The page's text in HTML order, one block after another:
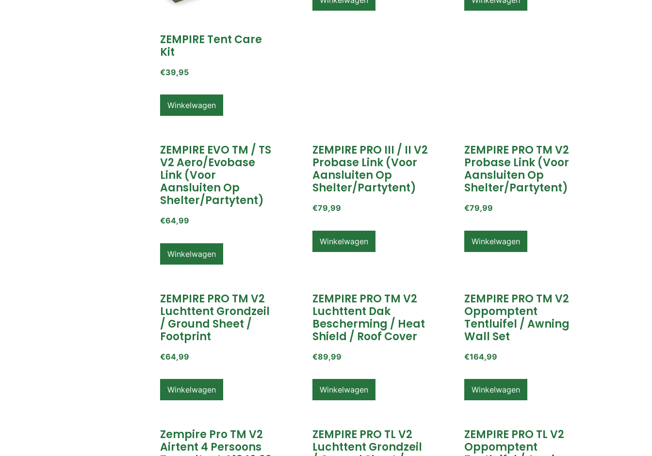
ZEMPIRE Tent Care
Kit
€39,95
Winkelwagen
ZEMPIRE EVO TM / TS
V2 Aero/Evobase
Link (voor
Aansluiten Op
Shelter/partytent)
€64,99
Winkelwagen
ZEMPIRE PRO III / II V2
Probase Link (voor
Aansluiten Op
Shelter/partytent)
€79,99
Winkelwagen
ZEMPIRE PRO TM V2
Probase Link (voor
Aansluiten Op
Shelter/partytent)
€79,99
Winkelwagen
ZEMPIRE PRO TM V2
Luchttent Grondzeil
/ Ground Sheet /
Footprint
€64,99
Winkelwagen
ZEMPIRE PRO TM V2
Luchttent Dak
Bescherming / Heat
Shield / Roof Cover
€89,99
Winkelwagen
ZEMPIRE PRO TM V2
Oppomptent
Tentluifel / Awning
Wall Set
€164,99
Winkelwagen
Zempire Pro TM V2
Airtent 4 Persoons
ZEMPIRE PRO TL V2
Luchttent Grondzeil
ZEMPIRE PRO TL V2
Oppomptent